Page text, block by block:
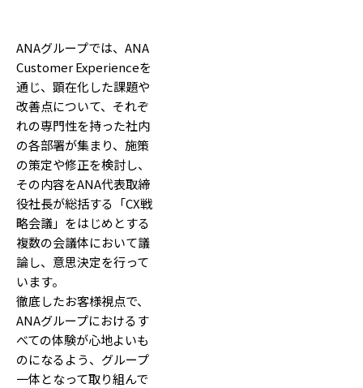
ANAグループでは、ANA
Customer Experienceを
通じ、顕在化した課題や
改善点について、それぞ
れの専門性を持った社内
の各部署が集まり、施策
の策定や修正を検討し、
その内容をANA代表取締
役社長が総括する「CX戦
略会議」をはじめとする
複数の会議体において議
論し、意思決定を行って
います。
徹底したお客様視点で、
ANAグループにおけるす
べての体験が心地よいも
のになるよう、グループ
一体となって取り組んで